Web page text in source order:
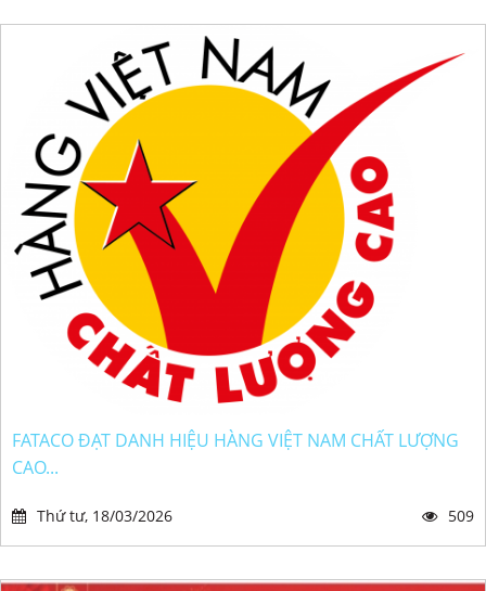
FATACO ĐẠT DANH HIỆU HÀNG VIỆT NAM CHẤT LƯỢNG
CAO...
Thứ tư, 18/03/2026 509